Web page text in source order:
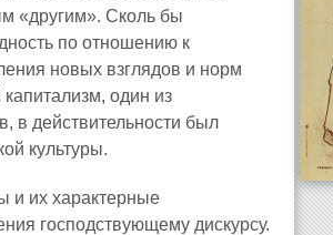
«другим». Сколь бы
по отношению к
новых взглядов и норм
один из
в действительности был
культуры.
и их характерные
господствующему дискурсу.